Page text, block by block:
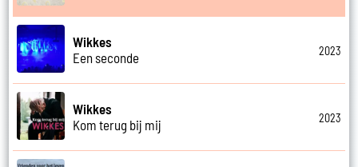
Wikkes
Een seconde
2023
Wikkes
Kom terug bij mij
2023